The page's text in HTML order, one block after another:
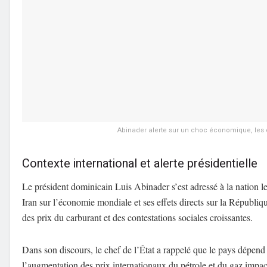
Abinader alerte sur un choc économique,
Contexte international et alerte présidentielle
Le président dominicain Luis Abinader s’est adressé à la nation
Iran sur l’économie mondiale et ses effets directs sur la
des prix du carburant et des contestations sociales croissantes.
Dans son discours, le chef de l’État a rappelé que le pays